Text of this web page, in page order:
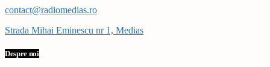
contact@radiomedias.ro
Strada Mihai Eminescu nr 1, Medias
Despre noi